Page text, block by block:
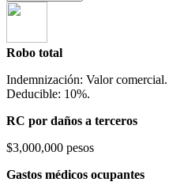
Robo total
Indemnización: Valor comercial.
Deducible: 10%.
RC por daños a terceros
$3,000,000 pesos
Gastos médicos ocupantes